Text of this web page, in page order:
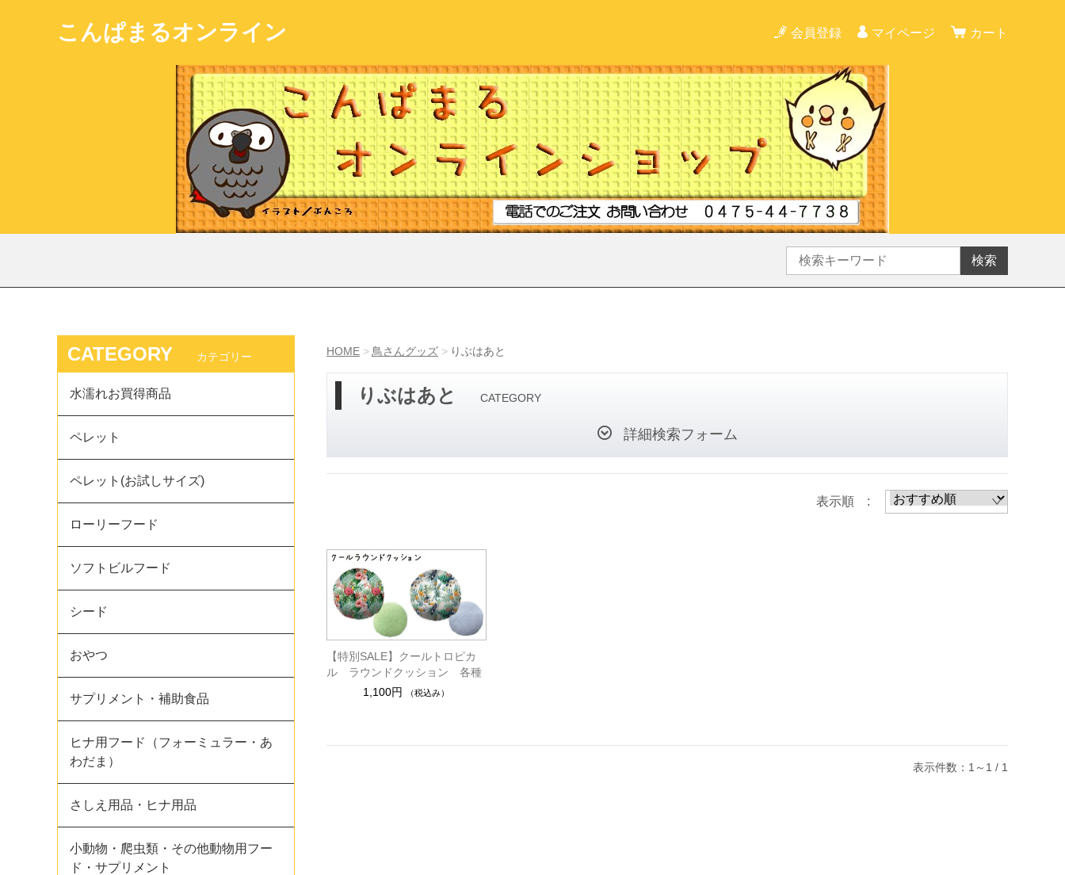
こんぱまるオンライン 会員登録 マイページ カート
検索
HOME 鳥さんグッズ りぶはあと
りぶはあと CATEGORY
詳細検索フォーム
表示順 :
【特別SALE】クールトロピカ
ル ラウンドクッション 各種
1,100円
（税込み）
表示件数：1～1 / 1
CATEGORY カテゴリー
水濡れお買得商品
ペレット
ペレット(お試しサイズ)
ローリーフード
ソフトビルフード
シード
おやつ
サプリメント・補助食品
ヒナ用フード（フォーミュラー・あ
わだま）
さしえ用品・ヒナ用品
小動物・爬虫類・その他動物用フー
ド・サプリメント